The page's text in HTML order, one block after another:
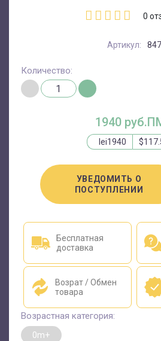
0
Артикул: 847
1940
lei1940
УВЕДОМИТЬ О
ПОСТУПЛЕНИИ
Количество:
Бесплатная
доставка
Возрат / Обмен
товара
Возрастная категория:
0m+